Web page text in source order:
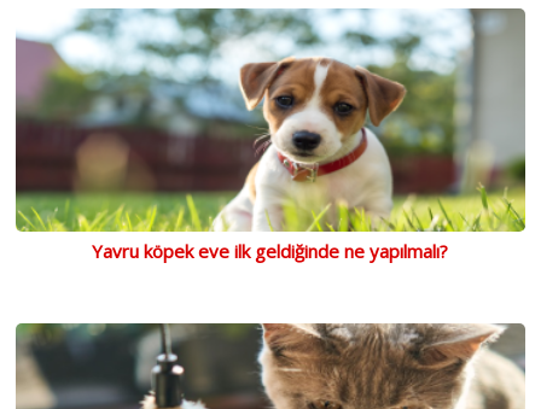
Yavru köpek eve ilk geldiğinde ne yapılmalı?